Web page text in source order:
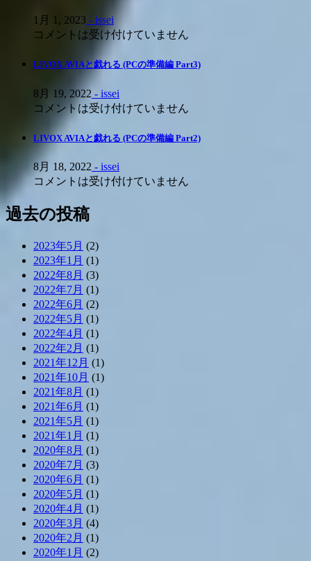
1月 1, 2023 - issei
コメントは受け付けていません
LIVOX AVIAと戯れる (PCの準備編 Part3)
8月 19, 2022 - issei
コメントは受け付けていません
LIVOX AVIAと戯れる (PCの準備編 Part2)
8月 18, 2022 - issei
コメントは受け付けていません
過去の投稿
2023年5月 (2)
2023年1月 (1)
2022年8月 (3)
2022年7月 (1)
2022年6月 (2)
2022年5月 (1)
2022年4月 (1)
2022年2月 (1)
2021年12月 (1)
2021年10月 (1)
2021年8月 (1)
2021年6月 (1)
2021年5月 (1)
2021年1月 (1)
2020年8月 (1)
2020年7月 (3)
2020年6月 (1)
2020年5月 (1)
2020年4月 (1)
2020年3月 (4)
2020年2月 (1)
2020年1月 (2)